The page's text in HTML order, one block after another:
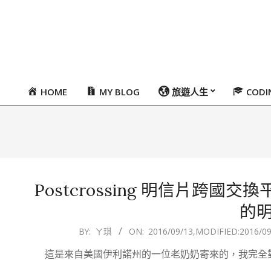
PrimaryHOME MY BLOG 旅遊人生
Postcrossing 明信片跨國交換
的
BY: ㄚ琪 ON: 2016/09/13,MODIFIED:2016/
這是來自美國伊利諾州的一位老奶奶寄來的，我完